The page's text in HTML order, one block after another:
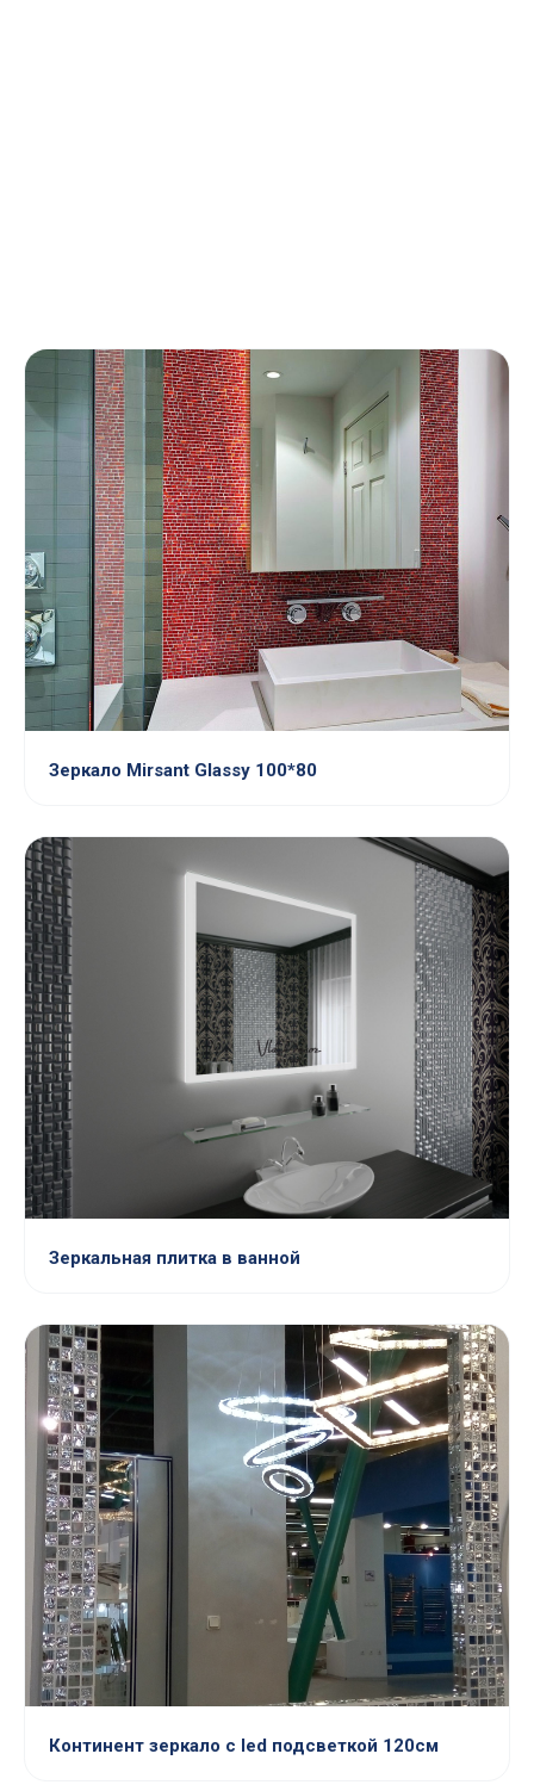
Зеркало Mirsant Glassy 100*80
Зеркальная плитка в ванной
Континент зеркало с led подсветкой 120см